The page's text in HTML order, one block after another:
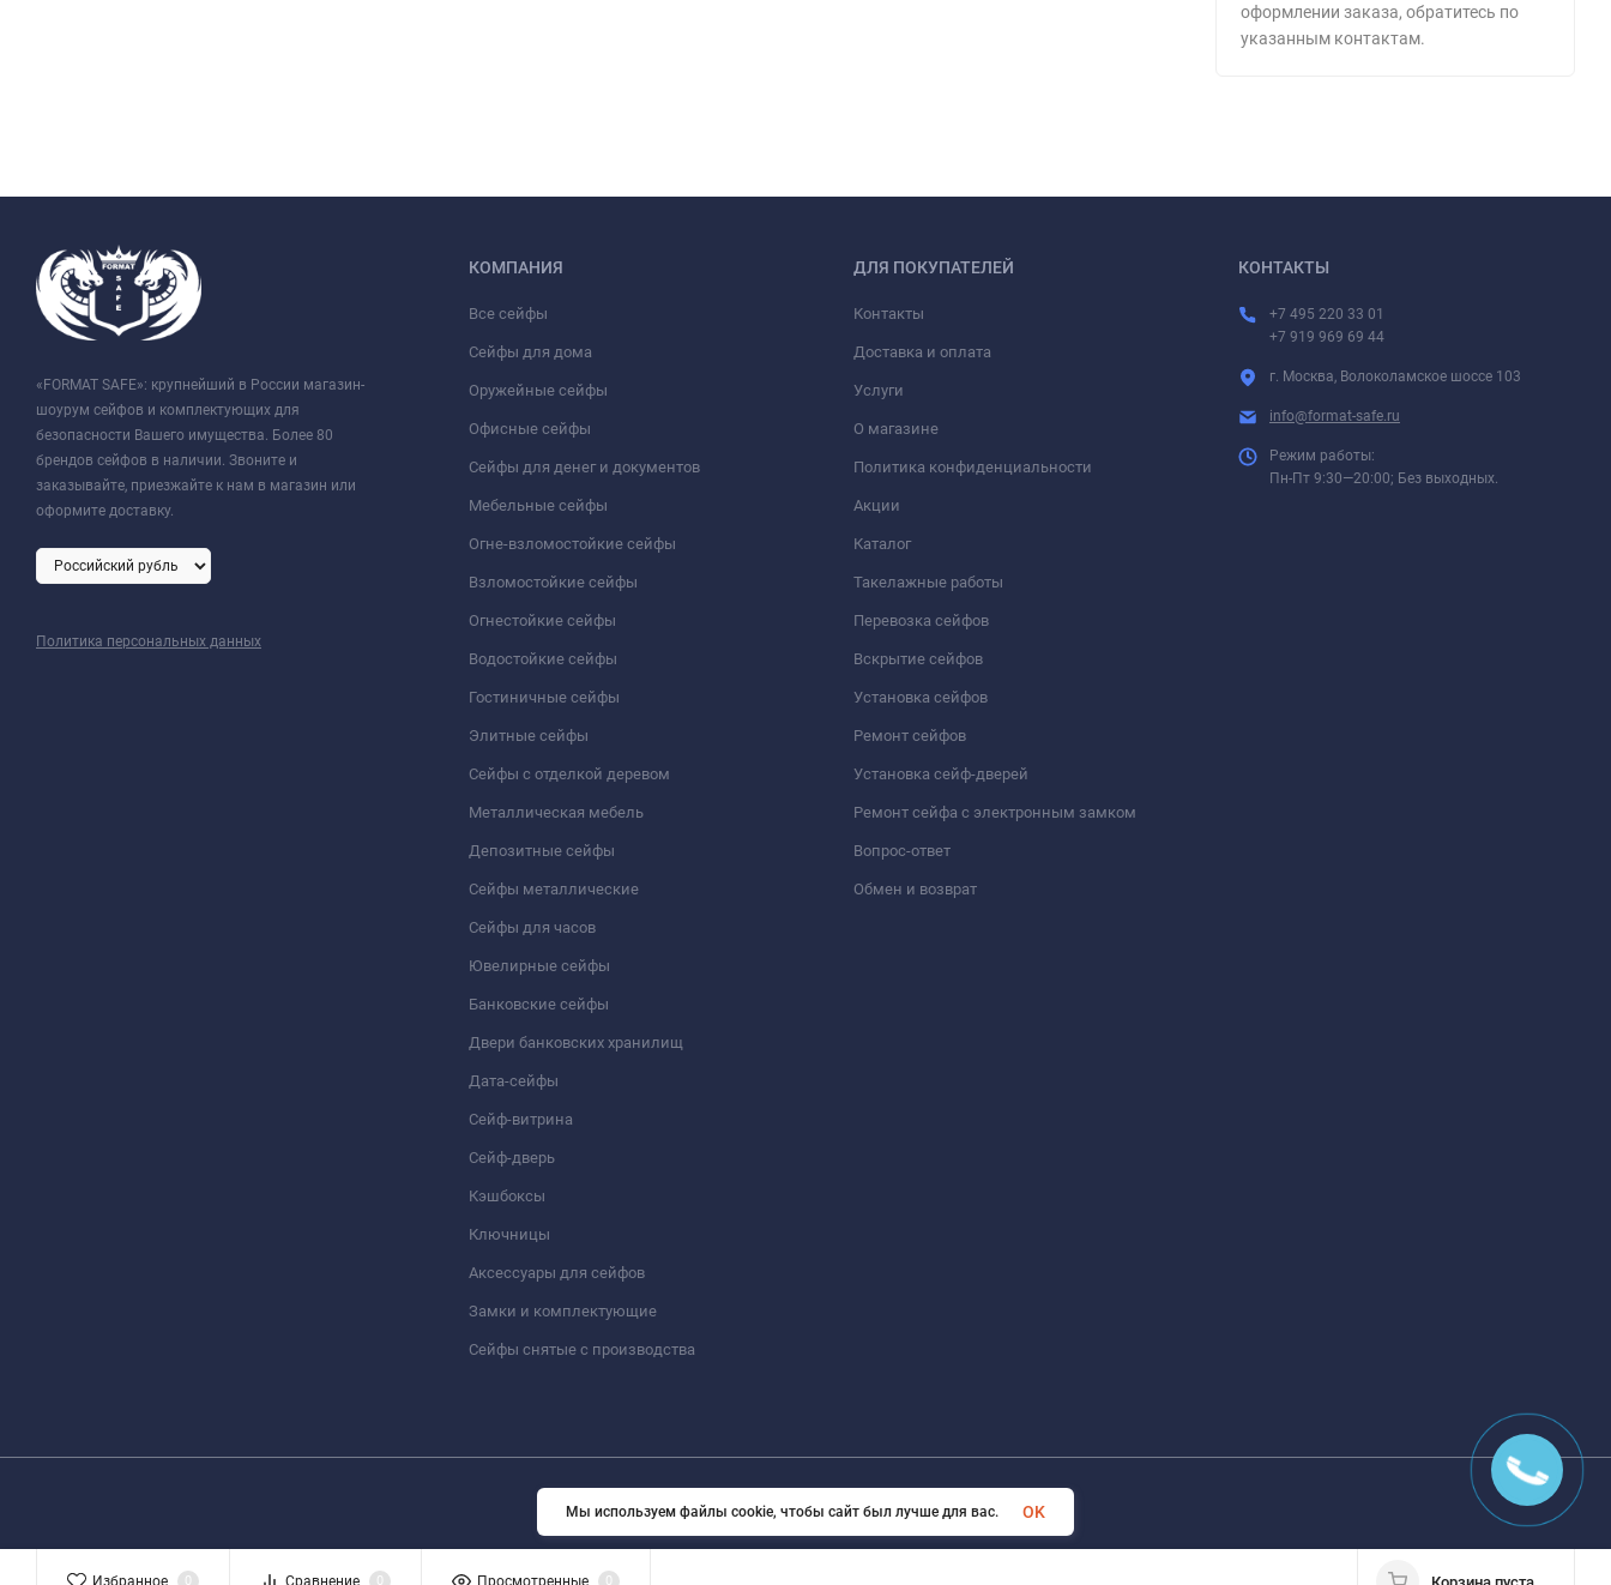
оформлении заказа, обратитесь по
указанным контактам.
«FORMAT SAFE»: крупнейший в России магазин-
шоурум сейфов и комплектующих для
безопасности Вашего имущества. Более 80
брендов сейфов в наличии. Звоните и
заказывайте, приезжайте к нам в магазин или
оформите доставку.
Политика персональных данных
КОМПАНИЯ
Все сейфы
Сейфы для дома
Оружейные сейфы
Офисные сейфы
Сейфы для денег и документов
Мебельные сейфы
Огне-взломостойкие сейфы
Взломостойкие сейфы
Огнестойкие сейфы
Водостойкие сейфы
Гостиничные сейфы
Элитные сейфы
Сейфы с отделкой деревом
Металлическая мебель
Депозитные сейфы
Сейфы металлические
Сейфы для часов
Ювелирные сейфы
Банковские сейфы
Двери банковских хранилищ
Дата-сейфы
Сейф-витрина
Сейф-дверь
Кэшбоксы
Ключницы
Аксессуары для сейфов
Замки и комплектующие
Сейфы снятые с производства
ДЛЯ ПОКУПАТЕЛЕЙ
Контакты
Доставка и оплата
Услуги
О магазине
Политика конфиденциальности
Акции
Каталог
Такелажные работы
Перевозка сейфов
Вскрытие сейфов
Установка сейфов
Ремонт сейфов
Установка сейф-дверей
Ремонт сейфа с электронным замком
Вопрос-ответ
Обмен и возврат
КОНТАКТЫ
+7 495 220 33 01
+7 919 969 69 44
г. Москва, Волоколамское шоссе 103
info@format-safe.ru
Режим работы:
Пн-Пт 9:30—20:00; Без выходных.
© 2026 Format-safe.ru Все права защищены
Избранное 0 Сравнение 0 Просмотренные 0 Корзина пуста
Мы используем файлы cookie, чтобы сайт был лучше для вас. OK